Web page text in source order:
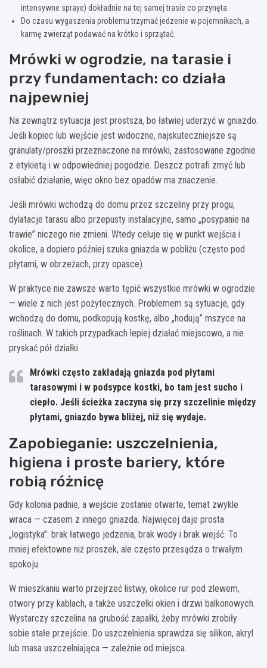
intensywne spraye) dokładnie na tej samej trasie co przynęta.
Do czasu wygaszenia problemu trzymać jedzenie w pojemnikach, a
karmę zwierząt podawać na krótko i sprzątać.
Mrówki w ogrodzie, na tarasie i
przy fundamentach: co działa
najpewniej
Na zewnątrz sytuacja jest prostsza, bo łatwiej uderzyć w gniazdo.
Jeśli kopiec lub wejście jest widoczne, najskuteczniejsze są
granulaty/proszki przeznaczone na mrówki, zastosowane zgodnie
z etykietą i w odpowiedniej pogodzie. Deszcz potrafi zmyć lub
osłabić działanie, więc okno bez opadów ma znaczenie.
Jeśli mrówki wchodzą do domu przez szczeliny przy progu,
dylatacje tarasu albo przepusty instalacyjne, samo „posypanie na
trawie” niczego nie zmieni. Wtedy celuje się w punkt wejścia i
okolice, a dopiero później szuka gniazda w pobliżu (często pod
płytami, w obrzeżach, przy opasce).
W praktyce nie zawsze warto tępić wszystkie mrówki w ogrodzie
— wiele z nich jest pożytecznych. Problemem są sytuacje, gdy
wchodzą do domu, podkopują kostkę, albo „hodują” mszyce na
roślinach. W takich przypadkach lepiej działać miejscowo, a nie
pryskać pół działki.
Mrówki często zakładają gniazda pod płytami
tarasowymi i w podsypce kostki, bo tam jest sucho i
ciepło. Jeśli ścieżka zaczyna się przy szczelinie między
płytami, gniazdo bywa bliżej, niż się wydaje.
Zapobieganie: uszczelnienia,
higiena i proste bariery, które
robią różnicę
Gdy kolonia padnie, a wejście zostanie otwarte, temat zwykle
wraca — czasem z innego gniazda. Najwięcej daje prosta
„logistyka”: brak łatwego jedzenia, brak wody i brak wejść. To
mniej efektowne niż proszek, ale często przesądza o trwałym
spokoju.
W mieszkaniu warto przejrzeć listwy, okolice rur pod zlewem,
otwory przy kablach, a także uszczelki okien i drzwi balkonowych.
Wystarczy szczelina na grubość zapałki, żeby mrówki zrobiły
sobie stałe przejście. Do uszczelnienia sprawdza się silikon, akryl
lub masa uszczelniająca — zależnie od miejsca.